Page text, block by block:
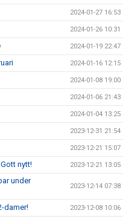
2024-01-27 16:53
2024-01-26 10:31
2024-01-19 22:47
2024-01-16 12:15
2024-01-08 19:00
2024-01-06 21:43
2024-01-04 13:25
2023-12-31 21:54
2023-12-21 15:07
nytt! 2023-12-21 13:05
under
2023-12-14 07:38
damer! 2023-12-08 10:06